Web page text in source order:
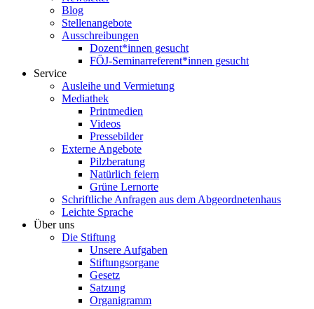
Blog
Stellenangebote
Ausschreibungen
Dozent*innen gesucht
FÖJ-Seminarreferent*innen gesucht
Service
Ausleihe und Vermietung
Mediathek
Printmedien
Videos
Pressebilder
Externe Angebote
Pilzberatung
Natürlich feiern
Grüne Lernorte
Schriftliche Anfragen aus dem Abgeordnetenhaus
Leichte Sprache
Über uns
Die Stiftung
Unsere Aufgaben
Stiftungsorgane
Gesetz
Satzung
Organigramm